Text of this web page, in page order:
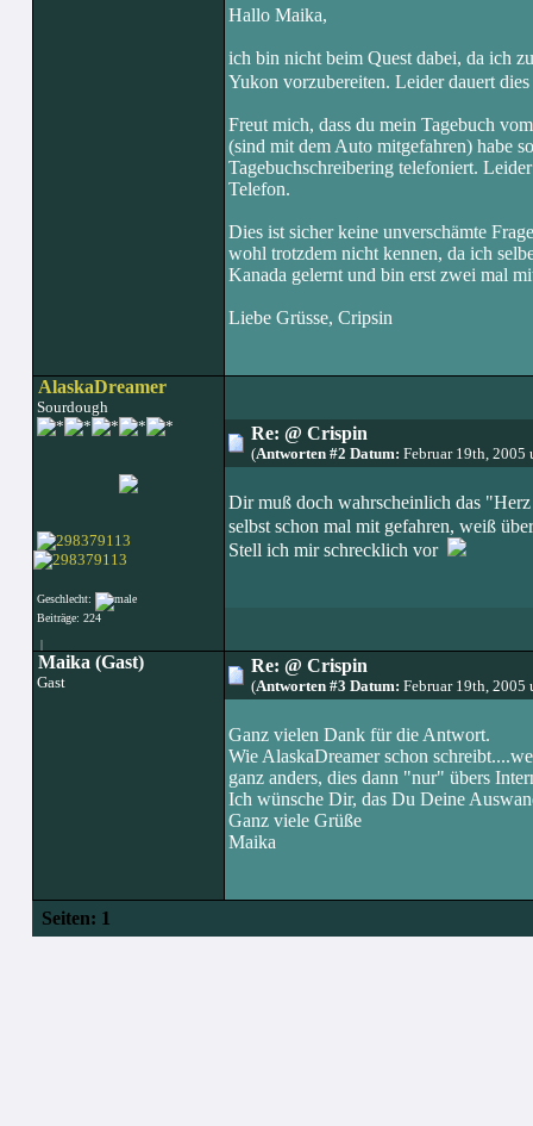
Hallo Maika,
ich bin nicht beim Quest dabei, da ich
Yukon vorzubereiten. Leider dauert
Freut mich, dass du mein Tagebuch
(sind mit dem Auto mitgefahren) habe
Tagebuchschreibering telefoniert.
Telefon.
Dies ist sicher keine unverschämte
wohl trotzdem nicht kennen, da ich
Kanada gelernt und bin erst zwei mal
Liebe Grüsse, Cripsin
AlaskaDreamer
Sourdough
Geschlecht:
Beiträge: 224
|
Re: @ Crispin
(Antworten #2 Datum: Februar 19th, 2005
Dir muß doch wahrscheinlich das
selbst schon mal mit gefahren, weiß
Stell ich mir schrecklich vor
Maika (Gast)
Gast
Re: @ Crispin
(Antworten #3 Datum: Februar 19th, 2005
Ganz vielen Dank für die Antwort.
Wie AlaskaDreamer schon
ganz anders, dies dann "nur" übers
Ich wünsche Dir, das Du Deine
Ganz viele Grüße
Maika
Seiten: 1